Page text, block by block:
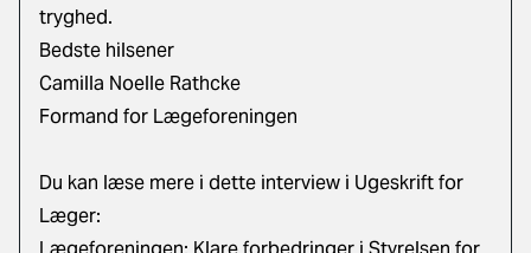
tryghed.
Bedste hilsener
Camilla Noelle Rathcke
Formand for Lægeforeningen
Du kan læse mere i dette interview i Ugeskrift for
Læger: